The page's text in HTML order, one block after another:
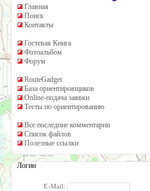
Главная
Поиск
Контакты
Гостевая Книга
Фотоальбом
Форум
RouteGadget
База ориентировщиков
Online-подача заявки
Тесты по ориентированию
Все последние комментарии
Список файлов
Полезные ссылки
Логин
E-Mail: